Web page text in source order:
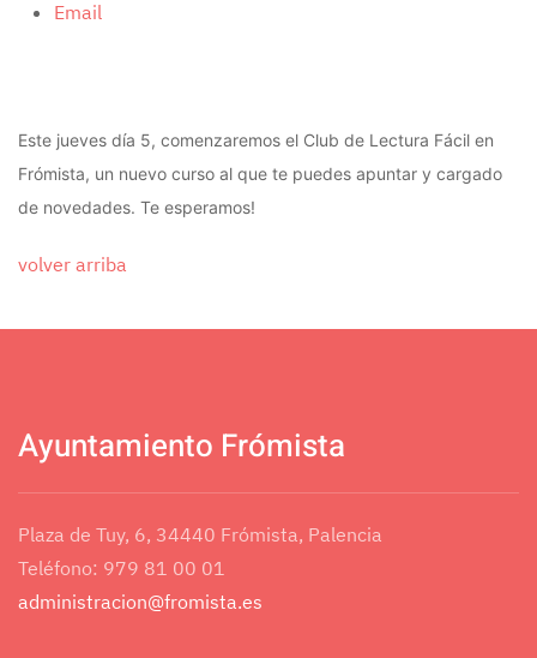
Email
Este jueves día 5, comenzaremos el Club de Lectura Fácil en
Frómista, un nuevo curso al que te puedes apuntar y cargado
de novedades. Te esperamos!
volver arriba
Ayuntamiento Frómista
Plaza de Tuy, 6, 34440 Frómista, Palencia
Teléfono: 979 81 00 01
administracion@fromista.es